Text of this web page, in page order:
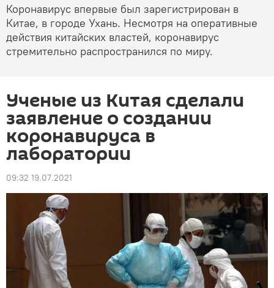
Коронавирус впервые был зарегистрирован в
Китае, в городе Ухань. Несмотря на оперативные
действия китайских властей, коронавирус
стремительно распространился по миру.
Ученые из Китая сделали
заявление о создании
коронавируса в
лаборатории
09:32 19.07.2021